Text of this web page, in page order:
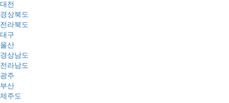
대전
경상북도
전라북도
대구
울산
경상남도
전라남도
광주
부산
제주도